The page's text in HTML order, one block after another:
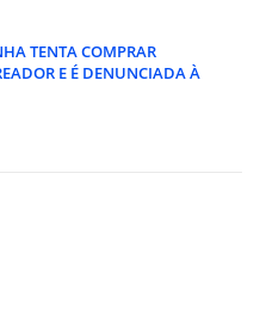
TENTA COMPRAR
E É DENUNCIADA À